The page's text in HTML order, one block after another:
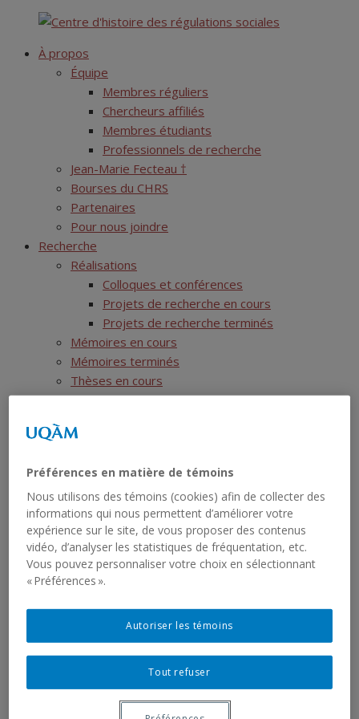
content
Centre d'histoire des régulations sociales
À propos
Équipe
Membres réguliers
Chercheurs affiliés
Membres étudiants
Professionnels de recherche
Jean-Marie Fecteau †
Bourses du CHRS
Partenaires
Pour nous joindre
Recherche
Réalisations
Colloques et conférences
Projets de recherche en cours
Projets de recherche terminés
Mémoires en cours
Mémoires terminés
Thèses en cours
Thèses terminées
Activités scientifiques
SIRS
Liste des jeux de données
Liste des rapports sériels
RCHTQ
Présentation
Bulletins
Numéros
Autres publications du RCHTQ
Réseau institutionnel
Cartographie
Fiches institutions Montréal
Préférences en matière de témoins
Nous utilisons des témoins (cookies) afin de collecter des
informations qui nous permettent d’améliorer votre
expérience sur le site, de vous proposer des contenus
vidéo, d’analyser les statistiques de fréquentation, etc.
Vous pouvez personnaliser votre choix en sélectionnant
« Préférences ».
Tout refuser
Autoriser les témoins